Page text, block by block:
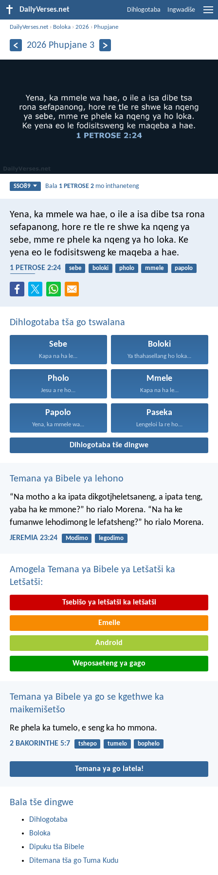
DailyVerses.net Dihlogotaba Ingwadiše
DailyVerses.net › Boloka ›2026 › Phupjane
2026 Phupjane 3
SSO89 Bala 1 PETROSE 2 mo inthaneteng
Yena, ka mmele wa hae, o ile a isa dibe tsa rona
sefapanong, hore re tle re shwe ka nqeng ya
sebe, mme re phele ka nqeng ya ho loka. Ke
yena eo le fodisitsweng ke maqeba a hae.
1 PETROSE 2:24 sebe boloki pholo mmele
papolo
Dihlogotaba tša go tswalana
Sebe
Kapa na ha le...
Boloki
Ya thahasellang ho loka...
Pholo
Jesu a re ho...
Mmele
Kapa na ha le...
Papolo
Yena, ka mmele wa...
Paseka
Lengeloi la re ho...
Dihlogotaba tše dingwe
Temana ya Bibele ya lehono
“Na motho a ka ipata dikgotjheletsaneng, a ipata teng,
yaba ha ke mmone?” ho rialo Morena. “Na ha ke
fumanwe lehodimong le lefatsheng?” ho rialo Morena.
JEREMIA 23:24 Modimo legodimo
Amogela Temana ya Bibele ya Letšatši ka
Letšatši:
Tsebišo ya letšatši ka letšatši
Emeile
Android
Weposaeteng ya gago
Temana ya Bibele ya go se kgethwe ka
maikemišetšo
Re phela ka tumelo, e seng ka ho mmona.
2 BAKORINTHE 5:7 tshepo tumelo bophelo
Temana ya go latela!
Bala tše dingwe
Dihlogotaba
Boloka
Dipuku tša Bibele
Ditemana tša go Tuma Kudu